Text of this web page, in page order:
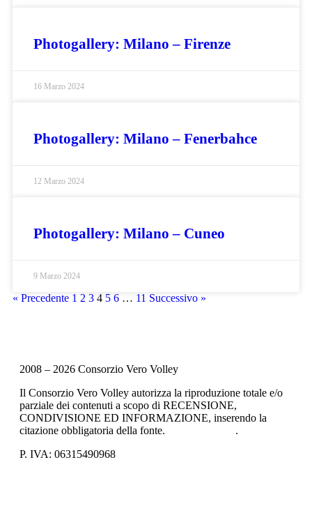
Photogallery: Milano – Firenze
16 Marzo 2024
Photogallery: Milano – Fenerbahce
12 Marzo 2024
Photogallery: Milano – Cuneo
9 Marzo 2024
« Precedente 1 2 3 4 5 6 … 11 Successivo »
2008 – 2026 Consorzio Vero Volley
Il Consorzio Vero Volley autorizza la riproduzione totale e/o
parziale dei contenuti a scopo di RECENSIONE,
CONDIVISIONE ED INFORMAZIONE, inserendo la
citazione obbligatoria della fonte.
.
P. IVA: 06315490968